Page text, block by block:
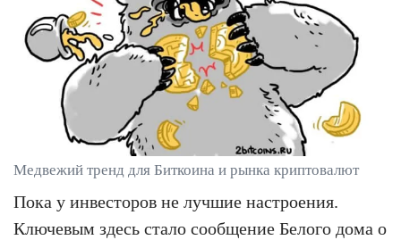
Медвежий тренд для Биткоина и рынка криптовалют
Пока у инвесторов не лучшие настроения.
Ключевым здесь стало сообщение Белого дома о